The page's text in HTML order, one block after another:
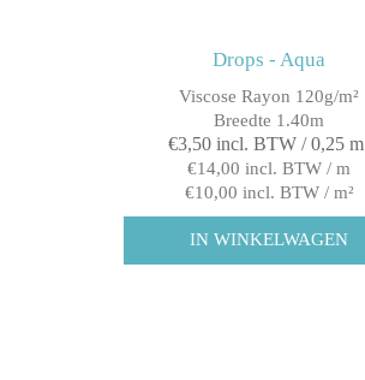
Drops - Aqua
Viscose Rayon 120g/m²
Breedte 1.40m
€3,50 incl. BTW / 0,25 m
€14,00 incl. BTW / m
€10,00 incl. BTW / m²